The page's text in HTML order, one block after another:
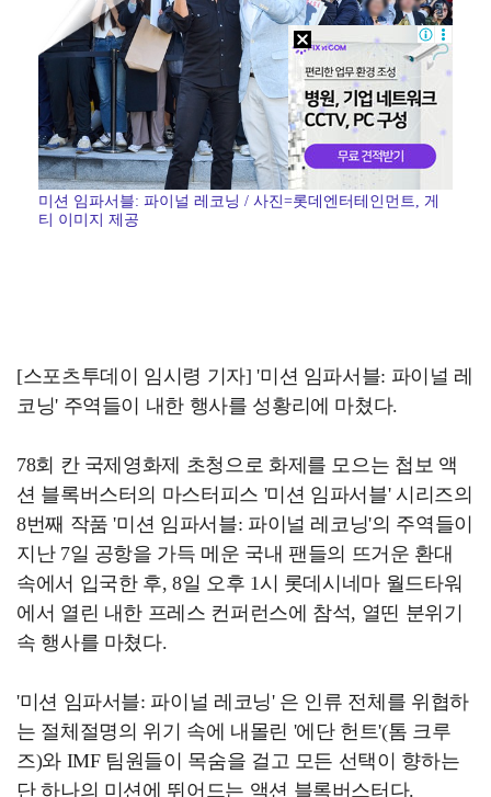
"매출 10% 안주면 폭로" 박나래 前 매니저 2명, …
미션 임파서블: 파이널 레코닝 / 사진=롯데엔터테인먼트, 게
티 이미지 제공
[스포츠투데이 임시령 기자] '미션 임파서블: 파이널 레
코닝' 주역들이 내한 행사를 성황리에 마쳤다.
78회 칸 국제영화제 초청으로 화제를 모으는 첩보 액
션 블록버스터의 마스터피스 '미션 임파서블' 시리즈의
8번째 작품 '미션 임파서블: 파이널 레코닝'의 주역들이
지난 7일 공항을 가득 메운 국내 팬들의 뜨거운 환대
속에서 입국한 후, 8일 오후 1시 롯데시네마 월드타워
에서 열린 내한 프레스 컨퍼런스에 참석, 열띤 분위기
속 행사를 마쳤다.
'미션 임파서블: 파이널 레코닝' 은 인류 전체를 위협하
는 절체절명의 위기 속에 내몰린 '에단 헌트'(톰 크루
즈)와 IMF 팀원들이 목숨을 걸고 모든 선택이 향하는
단 하나의 미션에 뛰어드는 액션 블록버스터다.